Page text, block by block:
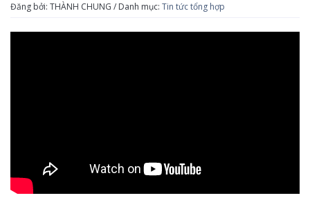
Đăng bởi: THÀNH CHUNG / Danh mục: Tin tức tổng hợp